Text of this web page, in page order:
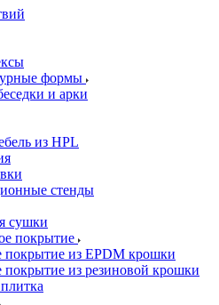
формы
и арки
из HPL
стенды
сушки
покрытие
покрытие из EPDM крошки
покрытие из резиновой крошки